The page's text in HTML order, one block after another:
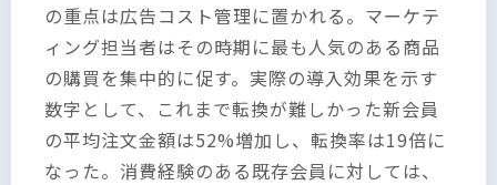
の重点は広告コスト管理に置かれる。マーケテ
ィング担当者はその時期に最も人気のある商品
の購買を集中的に促す。実際の導入効果を示す
数字として、これまで転換が難しかった新会員
の平均注文金額は52%増加し、転換率は19倍に
なった。消費経験のある既存会員に対しては、